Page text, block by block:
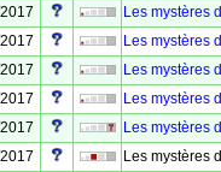
Les mystères
Les mystères
Les mystères
Les mystères
Les mystères
Les mystères